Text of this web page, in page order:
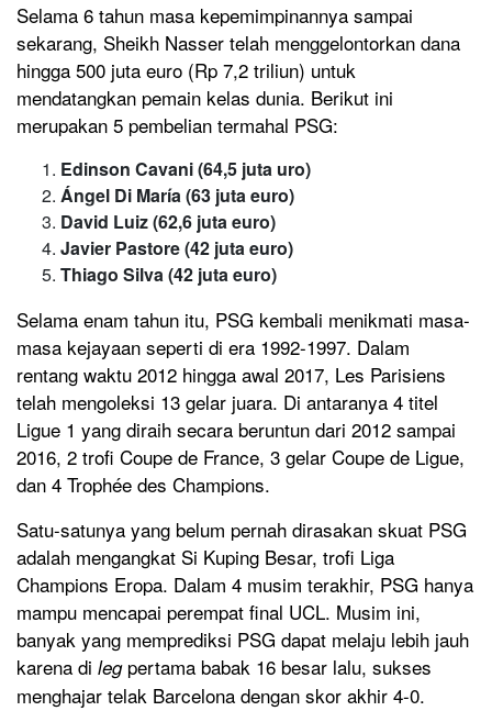
Selama 6 tahun masa kepemimpinannya sampai
sekarang, Sheikh Nasser telah menggelontorkan dana
hingga 500 juta euro (Rp 7,2 triliun) untuk
mendatangkan pemain kelas dunia. Berikut ini
merupakan 5 pembelian termahal PSG:
Edinson Cavani (64,5 juta uro)
Ángel Di María (63 juta euro)
David Luiz (62,6 juta euro)
Javier Pastore (42 juta euro)
Thiago Silva (42 juta euro)
Selama enam tahun itu, PSG kembali menikmati masa-
masa kejayaan seperti di era 1992-1997. Dalam
rentang waktu 2012 hingga awal 2017, Les Parisiens
telah mengoleksi 13 gelar juara. Di antaranya 4 titel
Ligue 1 yang diraih secara beruntun dari 2012 sampai
2016, 2 trofi Coupe de France, 3 gelar Coupe de Ligue,
dan 4 Trophée des Champions.
Satu-satunya yang belum pernah dirasakan skuat PSG
adalah mengangkat Si Kuping Besar, trofi Liga
Champions Eropa. Dalam 4 musim terakhir, PSG hanya
mampu mencapai perempat final UCL. Musim ini,
banyak yang memprediksi PSG dapat melaju lebih jauh
karena di leg pertama babak 16 besar lalu, sukses
menghajar telak Barcelona dengan skor akhir 4-0.